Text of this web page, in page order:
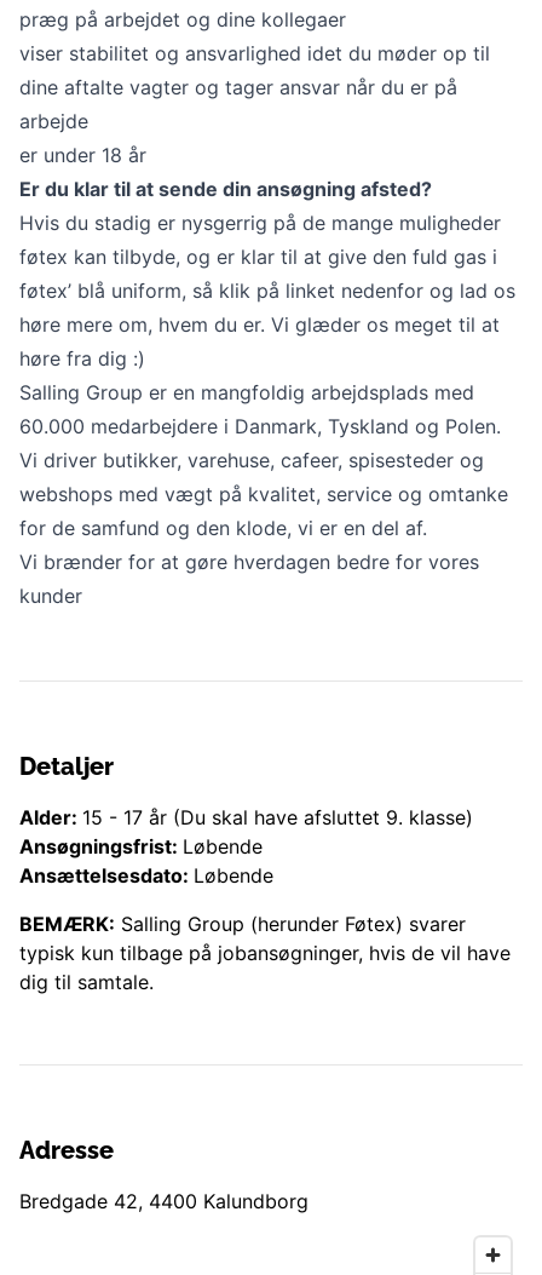
præg på arbejdet og dine kollegaer
viser stabilitet og ansvarlighed idet du møder op til
dine aftalte vagter og tager ansvar når du er på
arbejde
er under 18 år
Er du klar til at sende din ansøgning afsted?
Hvis du stadig er nysgerrig på de mange muligheder
føtex kan tilbyde, og er klar til at give den fuld gas i
føtex’ blå uniform, så klik på linket nedenfor og lad os
høre mere om, hvem du er. Vi glæder os meget til at
høre fra dig :)
Salling Group er en mangfoldig arbejdsplads med
60.000 medarbejdere i Danmark, Tyskland og Polen.
Vi driver butikker, varehuse, cafeer, spisesteder og
webshops med vægt på kvalitet, service og omtanke
for de samfund og den klode, vi er en del af.
Vi brænder for at gøre hverdagen bedre for vores
kunder
Detaljer
Alder: 15 - 17 år (Du skal have afsluttet 9. klasse)
Ansøgningsfrist: Løbende
Ansættelsesdato: Løbende
BEMÆRK: Salling Group (herunder Føtex) svarer
typisk kun tilbage på jobansøgninger, hvis de vil have
dig til samtale.
Adresse
Bredgade 42, 4400 Kalundborg